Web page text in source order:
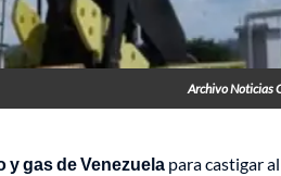
Archivo Noticias
y gas de Venezuela para castigar al